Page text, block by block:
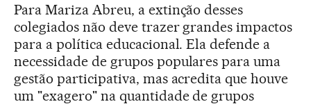
Para Mariza Abreu, a extinção desses
colegiados não deve trazer grandes impactos
para a política educacional. Ela defende a
necessidade de grupos populares para uma
gestão participativa, mas acredita que houve
um "exagero" na quantidade de grupos